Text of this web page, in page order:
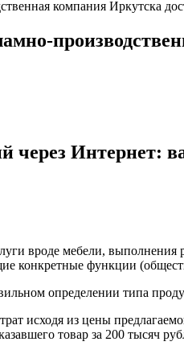
компания Иркутска
через Интернет:
вроде мебели,
конкретные функции
определении типа
исходя из цены
товар за 200 тысяч